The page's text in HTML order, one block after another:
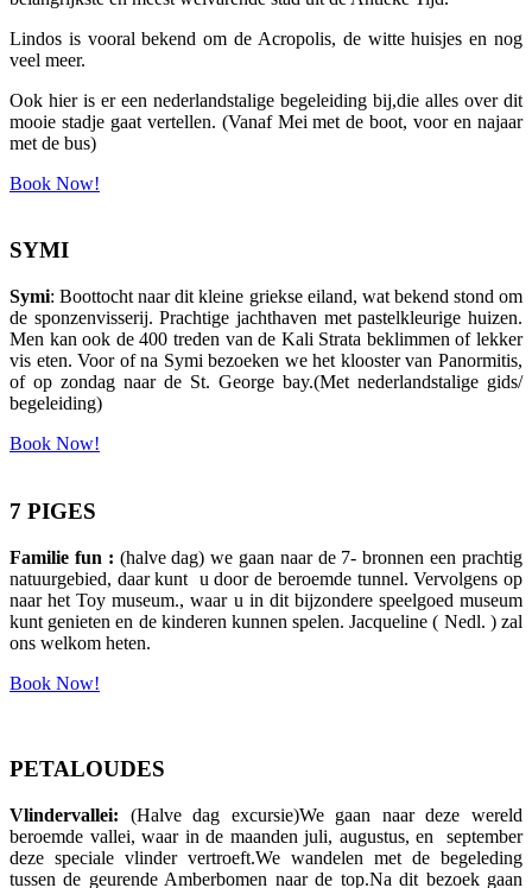
Lindos is vooral bekend om de Acropolis, de witte huisjes en nog
veel meer.
Ook hier is er een nederlandstalige begeleiding bij,die alles over dit
mooie stadje gaat vertellen. (Vanaf Mei met de boot, voor en najaar
met de bus)
Book Now!
SYMI
Symi: Boottocht naar dit kleine griekse eiland, wat bekend stond om
de sponzenvisserij. Prachtige jachthaven met pastelkleurige huizen.
Men kan ook de 400 treden van de Kali Strata beklimmen of lekker
vis eten. Voor of na Symi bezoeken we het klooster van Panormitis,
of op zondag naar de St. George bay.(Met nederlandstalige gids/
begeleiding)
Book Now!
7 PIGES
Familie fun : (halve dag) we gaan naar de 7- bronnen een prachtig
natuurgebied, daar kunt u door de beroemde tunnel. Vervolgens op
naar het Toy museum., waar u in dit bijzondere speelgoed museum
kunt genieten en de kinderen kunnen spelen. Jacqueline ( Nedl. ) zal
ons welkom heten.
Book Now!
PETALOUDES
Vlindervallei: (Halve dag excursie)We gaan naar deze wereld
beroemde vallei, waar in de maanden juli, augustus, en september
deze speciale vlinder vertroeft.We wandelen met de begeleding
tussen de geurende Amberbomen naar de top.Na dit bezoek gaan